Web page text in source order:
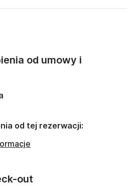
out
od umowy i
od tej rezerwacji: